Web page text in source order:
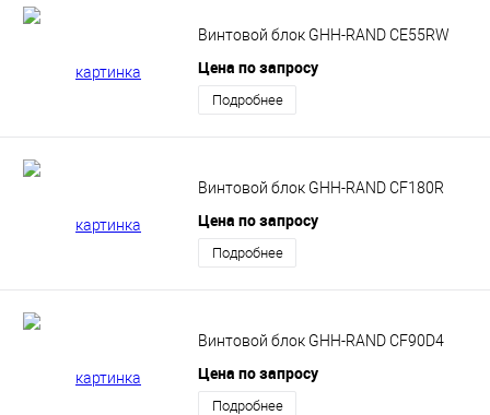
Винтовой блок GHH-RAND CE55RW
Цена по запросу
Подробнее
Винтовой блок GHH-RAND CF180R
Цена по запросу
Подробнее
Винтовой блок GHH-RAND CF90D4
Цена по запросу
Подробнее